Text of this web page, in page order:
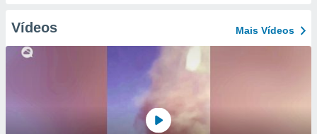
Vídeos Mais Vídeos